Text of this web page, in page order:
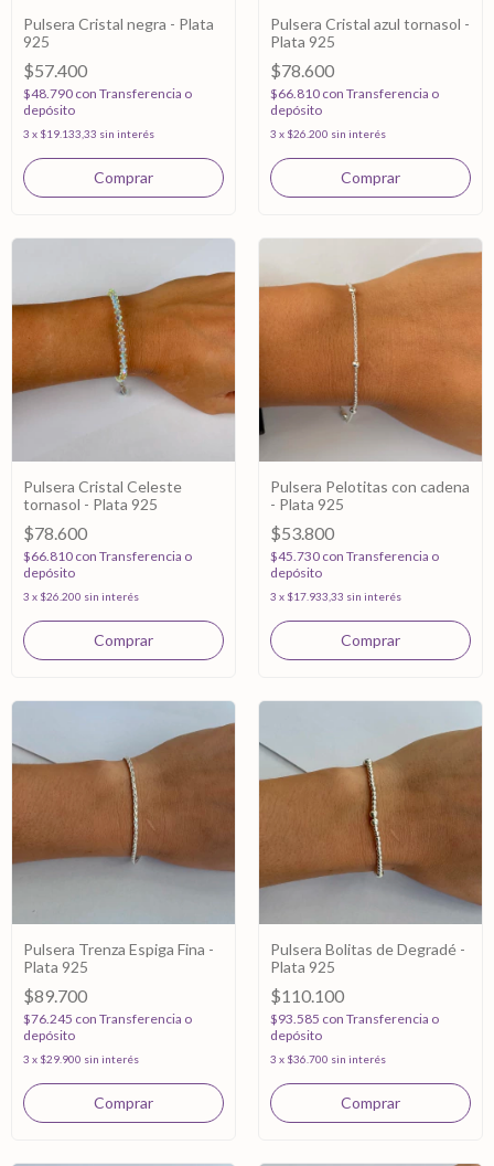
Pulsera Cristal negra - Plata
925
$57.400
$48.790 con Transferencia o
depósito
3 x $19.133,33 sin interés
Pulsera Cristal azul tornasol -
Plata 925
$78.600
$66.810 con Transferencia o
depósito
3 x $26.200 sin interés
Pulsera Cristal Celeste
tornasol - Plata 925
$78.600
$66.810 con Transferencia o
depósito
3 x $26.200 sin interés
Pulsera Pelotitas con cadena
- Plata 925
$53.800
$45.730 con Transferencia o
depósito
3 x $17.933,33 sin interés
Pulsera Trenza Espiga Fina -
Plata 925
$89.700
$76.245 con Transferencia o
depósito
3 x $29.900 sin interés
Pulsera Bolitas de Degradé -
Plata 925
$110.100
$93.585 con Transferencia o
depósito
3 x $36.700 sin interés